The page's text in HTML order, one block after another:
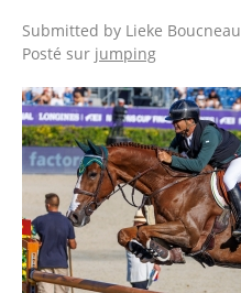
Submitted by Lieke Boucneau
Posté sur jumping
Afbeelding